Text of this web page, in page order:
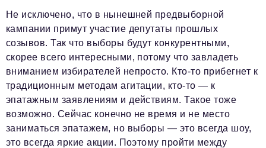
Не исключено, что в нынешней предвыборной
кампании примут участие депутаты прошлых
созывов. Так что выборы будут конкурентными,
скорее всего интересными, потому что завладеть
вниманием избирателей непросто. Кто-то прибегнет к
традиционным методам агитации, кто-то — к
эпатажным заявлениям и действиям. Такое тоже
возможно. Сейчас конечно не время и не место
заниматься эпатажем, но выборы — это всегда шоу,
это всегда яркие акции. Поэтому пройти между